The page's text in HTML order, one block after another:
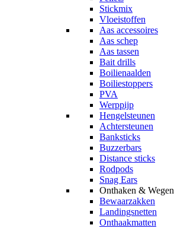
Stickmix
Vloeistoffen
Aas accessoires
Aas schep
Aas tassen
Bait drills
Boilienaalden
Boiliestoppers
PVA
Werppijp
Hengelsteunen
Achtersteunen
Banksticks
Buzzerbars
Distance sticks
Rodpods
Snag Ears
Onthaken & Wegen
Bewaarzakken
Landingsnetten
Onthaakmatten